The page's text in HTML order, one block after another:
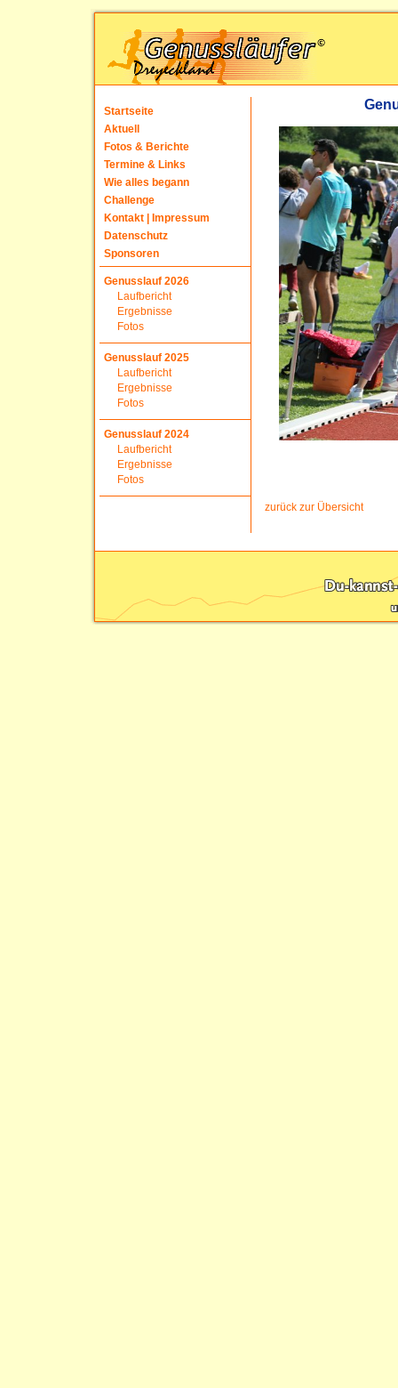
Startseite
Aktuell
Fotos & Berichte
Termine & Links
Wie alles begann
Challenge
Kontakt | Impressum
Datenschutz
Sponsoren
Genusslauf 2026
Laufbericht
Ergebnisse
Fotos
Genusslauf 2025
Laufbericht
Ergebnisse
Fotos
Genusslauf 2024
Laufbericht
Ergebnisse
Fotos
zurück zur Übersicht